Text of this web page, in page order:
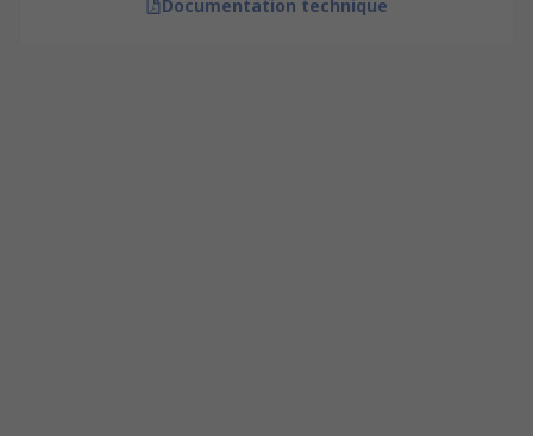
Documentation technique